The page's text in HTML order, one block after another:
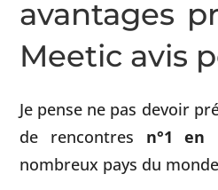
avantages
Meetic avis
Je pense ne pas devoir
de rencontres n°1 en
nombreux pays du